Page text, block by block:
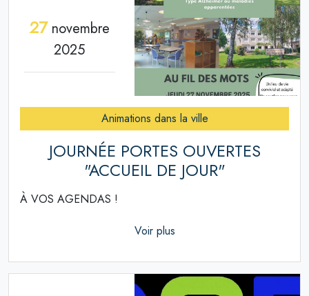
27novembre
2025
Animations dans la ville
JOURNÉE PORTES OUVERTES
"ACCUEIL DE JOUR"
À VOS AGENDAS !
Voir plus